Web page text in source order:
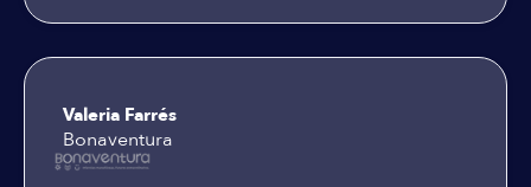
Valeria Farrés
Bonaventura